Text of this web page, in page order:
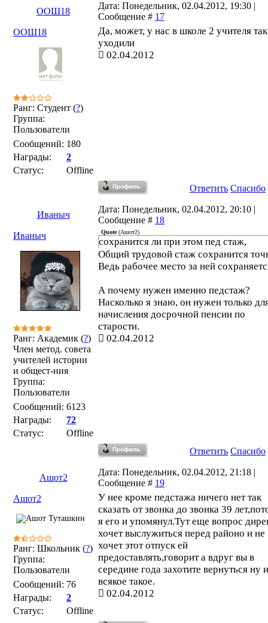
ООШ18
Дата: Понедельник, 02.04.2012, 19:30 |
Сообщение # 17
ООШ18
Ранг: Студент (?)
Группа:
Пользователи
Сообщений: 180
Награды:
2
Статус:
Offline
Да, может, у нас в школе 2 учителя так
уходили
02.04.2012
Ответить Спасибо
Иваныч
Дата: Понедельник, 02.04.2012, 20:10 |
Сообщение # 18
Иваныч
Ранг: Академик (?)
Член метод. совета
учителей истории
и общест-ния
Группа:
Пользователи
Сообщений: 6123
Награды:
72
Статус:
Offline
Quote(Ашот2)
сохранится ли при этом пед стаж,
Общий трудовой стаж сохранится
Ведь рабочее место за ней
А почему нужен именно педстаж?
Насколько я знаю, он нужен только
начисления досрочной пенсии по
старости.
02.04.2012
Ответить Спасибо
Ашот2
Дата: Понедельник, 02.04.2012, 21:18 |
Сообщение # 19
Ашот2
Ранг: Школьник (?)
Группа:
Пользователи
Сообщений: 76
Награды:
2
Статус:
Offline
У нее кроме педстажа ничего нет так
сказать от звонка до звонка 39
я его и упомянул.Тут еще вопрос
хочет выслужиться перед районо и не
хочет этот отпуск ей
предоставлять,говорит а вдруг вы в
середине года захотите вернуться ну и
всякое такое.
02.04.2012